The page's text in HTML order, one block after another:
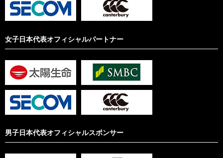
女子日本代表オフィシャルパートナー
男子日本代表オフィシャルスポンサー